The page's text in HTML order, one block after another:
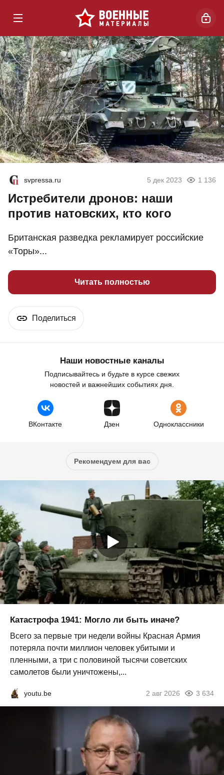
svpressa.ru 5 дек 2023 1 136
Истребители дронов: наши
против натовских, кто кого
Британская разведка рекламирует российские
«Торы»...
Читать полностью
Поделиться
Наши новостные каналы
Подписывайтесь и будьте в курсе свежих
новостей и важнейших событиях дня.
ВКонтакте Дзен Одноклассники
Рекомендуем для вас
Катастрофа 1941: Могло ли быть иначе?
Всего за первые три недели войны Красная Армия
потеряла почти миллион человек убитыми и
пленными, а три с половиной тысячи советских
самолетов были уничтожены,...
youtu.be 2 авг 2026 3 634